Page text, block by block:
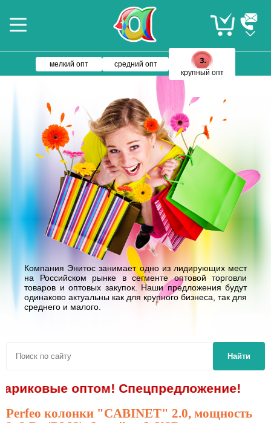
мелкий опт
средний опт
крупный опт
Компания Энитос занимает одно из лидирующих мест
на Российском рынке в сегменте оптовой торговли
товаров и оптовых закупок. Наши предложения будут
одинаково актуальны как для крупного бизнеса, так для
среднего и малого.
Найти
оптом! Спецпредложение!
Perfeo колонки "CABINET" 2.0, мощность